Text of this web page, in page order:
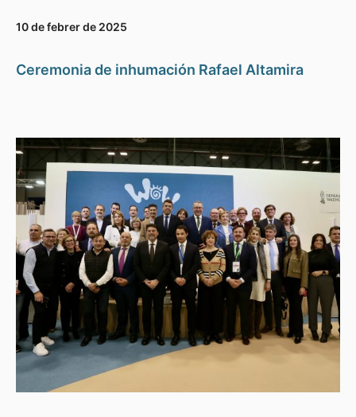
10 de febrer de 2025
Ceremonia de inhumación Rafael Altamira